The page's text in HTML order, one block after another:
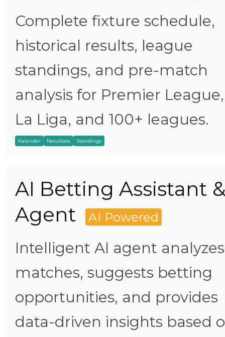
Complete fixture schedule,
historical results, league
standings, and pre-match
analysis for Premier League,
La Liga, and 100+ leagues.
Kalender Resultate Standings
AI Betting Assistant
Agent
AI Powered
Intelligent AI agent analyzes
matches, suggests betting
opportunities, and provides
data-driven insights based